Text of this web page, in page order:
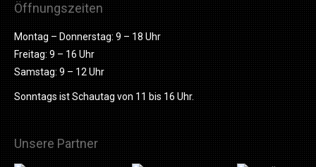
Öffnungszeiten
Montag – Donnerstag: 9 – 18 Uhr
Freitag: 9 – 16 Uhr
Samstag: 9 – 12 Uhr
Sonntags ist Schautag von 11 bis 16 Uhr.
Unsere Partner